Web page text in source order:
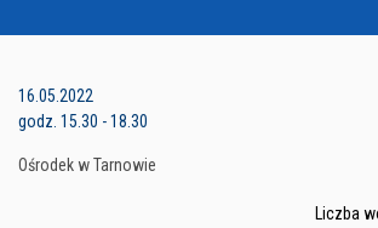
16.05.2022
godz. 15.30 - 18.30
Ośrodek w Tarnowie
Liczba